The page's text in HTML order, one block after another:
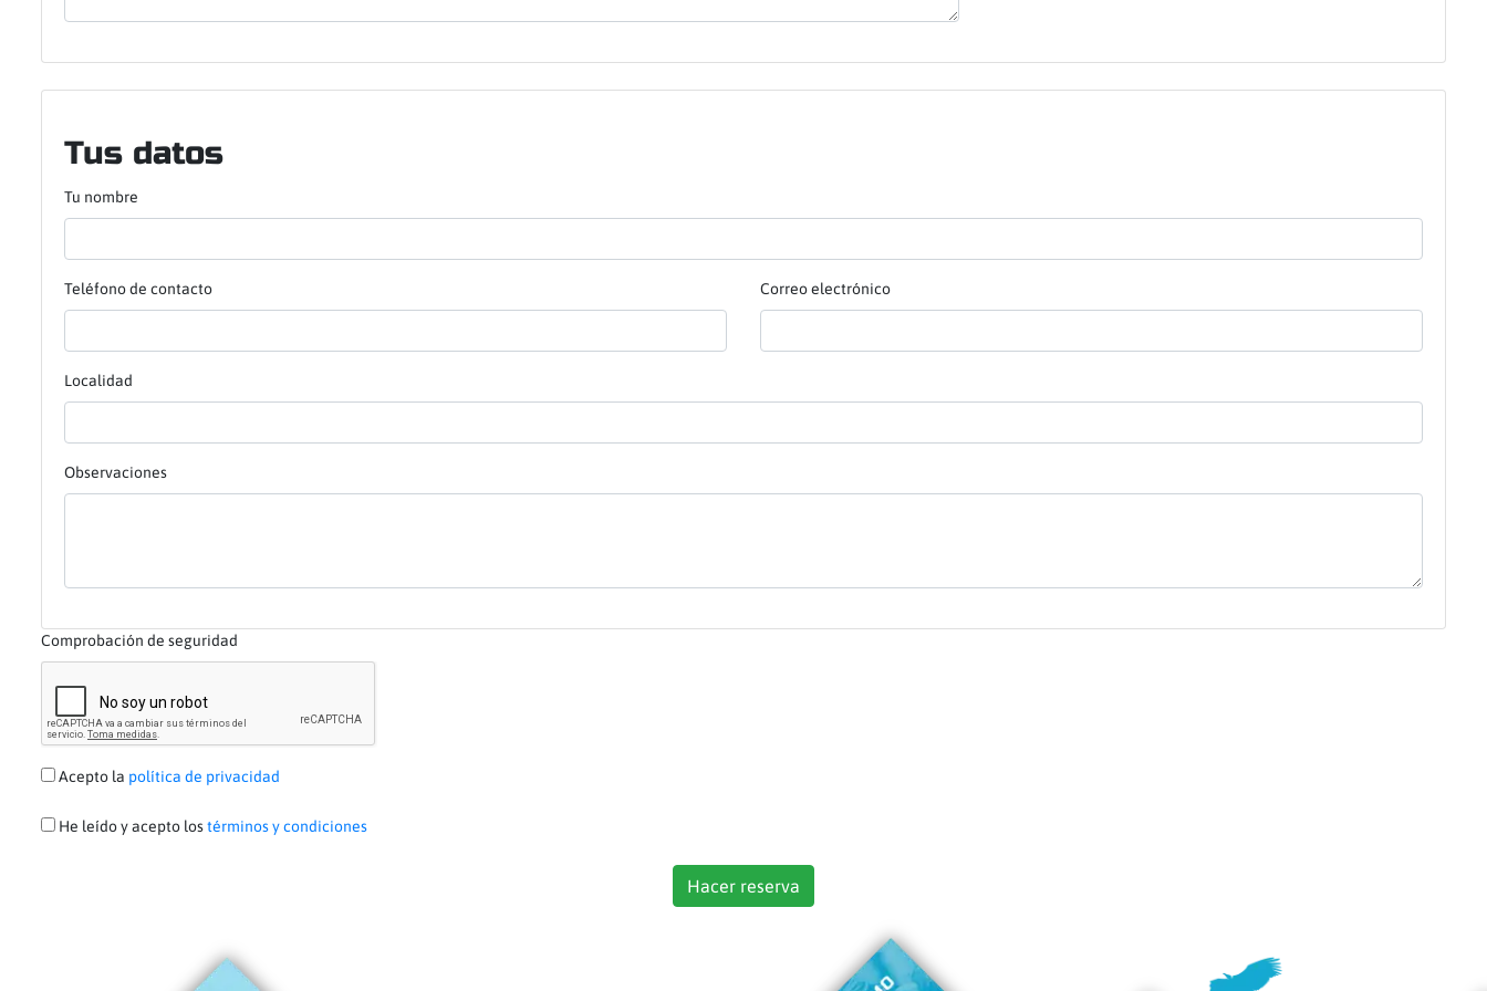
Tus datos
Tu nombre
Teléfono de contacto Correo electrónico
Localidad
Observaciones
Comprobación de seguridad
Acepto la política de privacidad
He leído y acepto lostérminos y condiciones